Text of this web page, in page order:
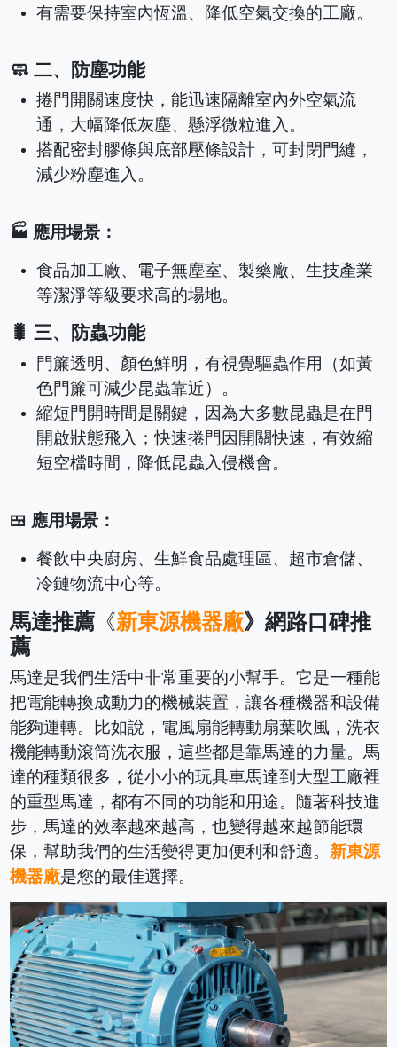
有需要保持室內恆溫、降低空氣交換的工廠。
🧼 二、防塵功能
捲門開關速度快，能迅速隔離室內外空氣流
通，大幅降低灰塵、懸浮微粒進入。
搭配密封膠條與底部壓條設計，可封閉門縫，
減少粉塵進入。
🏭 應用場景：
食品加工廠、電子無塵室、製藥廠、生技產業
等潔淨等級要求高的場地。
🐛 三、防蟲功能
門簾透明、顏色鮮明，有視覺驅蟲作用（如黃
色門簾可減少昆蟲靠近）。
縮短門開時間是關鍵，因為大多數昆蟲是在門
開啟狀態飛入；快速捲門因開關快速，有效縮
短空檔時間，降低昆蟲入侵機會。
🍱 應用場景：
餐飲中央廚房、生鮮食品處理區、超市倉儲、
冷鏈物流中心等。
馬達推薦 《新東源機器廠》網路口碑推
薦
馬達是我們生活中非常重要的小幫手。它是一種能
把電能轉換成動力的機械裝置，讓各種機器和設備
能夠運轉。比如說，電風扇能轉動扇葉吹風，洗衣
機能轉動滾筒洗衣服，這些都是靠馬達的力量。馬
達的種類很多，從小小的玩具車馬達到大型工廠裡
的重型馬達，都有不同的功能和用途。隨著科技進
步，馬達的效率越來越高，也變得越來越節能環
保，幫助我們的生活變得更加便利和舒適。新東源
機器廠是您的最佳選擇。